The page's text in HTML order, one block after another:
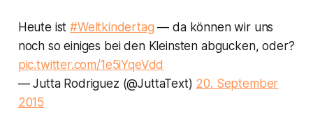
Heute ist#Weltkindertag — da können wir uns
noch so einiges bei den Kleinsten abgucken, oder?
pic.twitter.com/1e5iYqeVdd
— Jutta Rodriguez (@JuttaText) 20. September
2015